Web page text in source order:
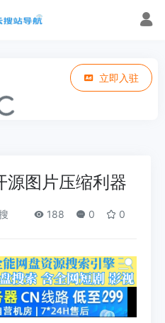
立即入驻
源图片压缩利器
188 0 0